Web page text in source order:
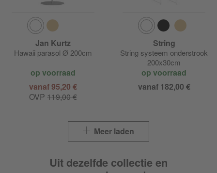
Jan Kurtz
Hawaii parasol Ø 200cm
op voorraad
vanaf 95,20 €
OVP 119,00 €
String
String systeem onderstrook
200x30cm
op voorraad
vanaf 182,00 €
Meer laden
Uit dezelfde collectie en